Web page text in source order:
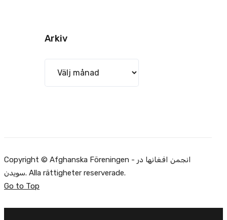
Arkiv
Copyright © Afghanska Föreningen - انجمن افغانها در
سویدن. Alla rättigheter reserverade.
Go to Top